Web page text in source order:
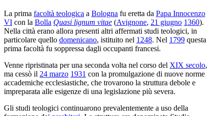
La prima facoltà teologica a Bologna fu eretta da Papa Innocenzo
VI con la Bolla Quasi lignum vitae (Avignone, 21 giugno 1360).
Nella città erano allora presenti altri affermati studi teologici, in
particolare quello domenicano, istituito nel 1248. Nel 1799 questa
prima facoltà fu soppressa dagli occupanti francesi.
Venne ripristinata per una seconda volta nel corso del XIX secolo,
ma cessò il 24 marzo 1931 con la promulgazione di nuove norme
accademiche ecclesiastiche, che trovarono la struttura debole e
impreparata alle esigenze di una legislazione più severa.
Gli studi teologici continuarono prevalentemente a uso della